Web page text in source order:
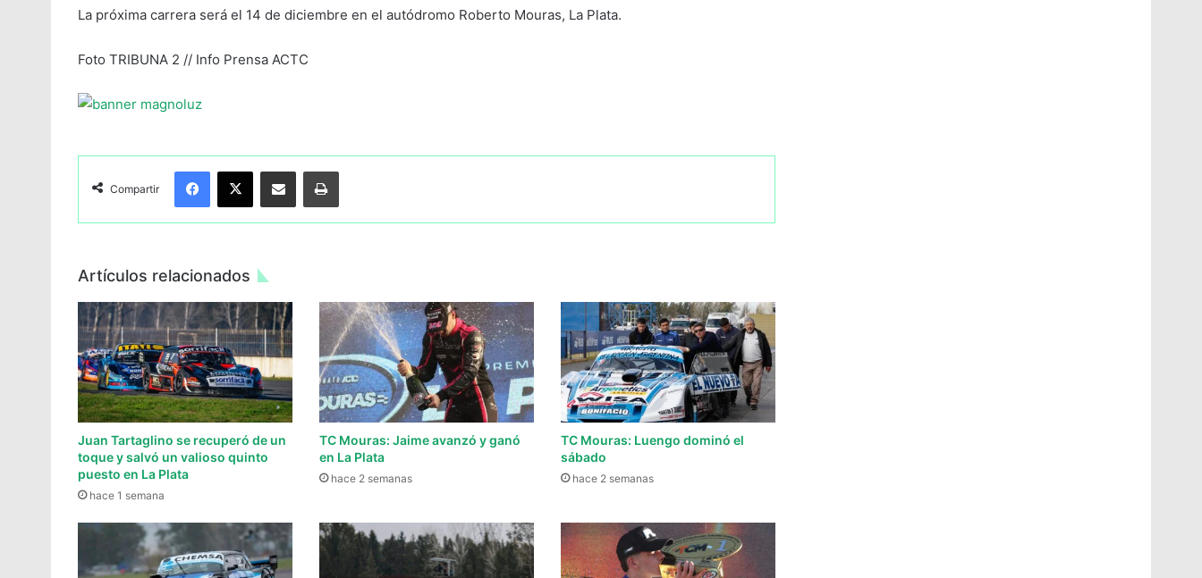
La próxima carrera será el 14 de diciembre en el autódromo Roberto Mouras, La Plata.
Foto TRIBUNA 2 // Info Prensa ACTC
Compartir
Facebook
X Compartir por Email Imprimir
Artículos relacionados
Juan Tartaglino se recuperó de un
toque y salvó un valioso quinto
puesto en La Plata
hace 1 semana
TC Mouras: Jaime avanzó y ganó
en La Plata
hace 2 semanas
TC Mouras: Luengo dominó el
sábado
hace 2 semanas